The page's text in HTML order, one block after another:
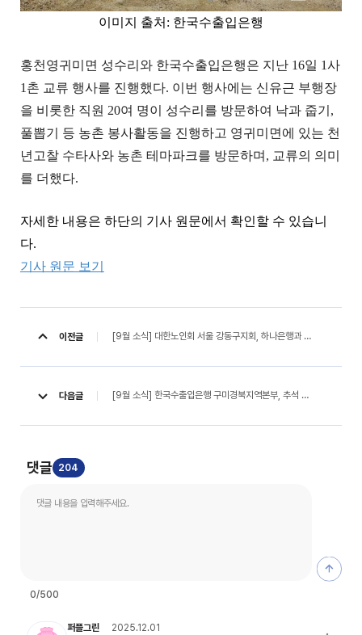
이미지 출처: 한국수출입은행
홍천영귀미면 성수리와 한국수출입은행은 지난 16일 1사
1촌 교류 행사를 진행했다. 이번 행사에는 신유근 부행장
을 비롯한 직원 20여 명이 성수리를 방문하여 낙과 줍기,
풀뽑기 등 농촌 봉사활동을 진행하고 영귀미면에 있는 천
년고찰 수타사와 농촌 테마파크를 방문하며, 교류의 의미
를 더했다.
자세한 내용은 하단의 기사 원문에서 확인할 수 있습니
다.
기사 원문 보기
이전글 [9월 소식] 대한노인회 서울 강동구지회, 하나은행과 업무 협약과 기부금 2000만원 전달식 (백세시대, 25. 09. 11)
다음글 [9월 소식] 한국수출입은행 구미경북지역본부, 추석 맞아 지역 장애인에 따뜻한 온정 전달 (경북도민일보, 25. 09. 24)
댓글 204
0/500
댓글 등
복주 캐릭터 이미지
퍼플그린
2025.12.01